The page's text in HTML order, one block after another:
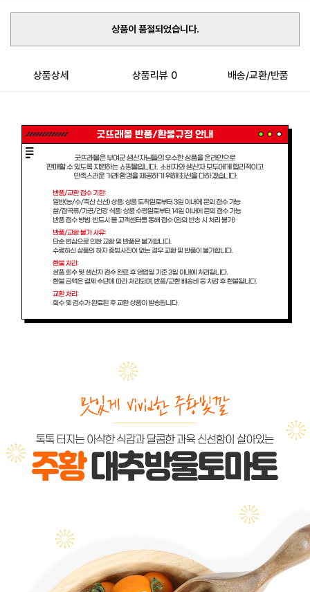
상품이 품절되었습니다.
상품상세 상품리뷰 0 배송/교환/반품